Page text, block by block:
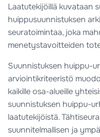
Laatutekijöillä kuvataan
huippusuunnistuksen
seuratoimintaa, joka
menetystavoitteiden
Suunnistuksen huippu-
arviointikriteeristö
kaikille osa-alueille
suunnistuksen huippu-
laatutekijöistä.
suunnitelmallisen ja